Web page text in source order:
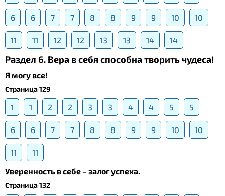
6 6 7 7 8 8 9 9 10 10
11 11 12 12 13 13 14 14
Раздел 6. Вера в себя способна творить чудеса!
Я могу все!
Страница 129
1 1 2 2 3 3 4 4 5 5
6 6 7 7 8 8 9 9 10 10
11
11
Уверенность в себе – залог успеха.
Страница 132